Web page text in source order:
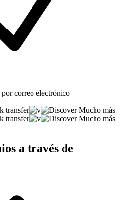
correo electrónico
Mucho más
Mucho más
a través de